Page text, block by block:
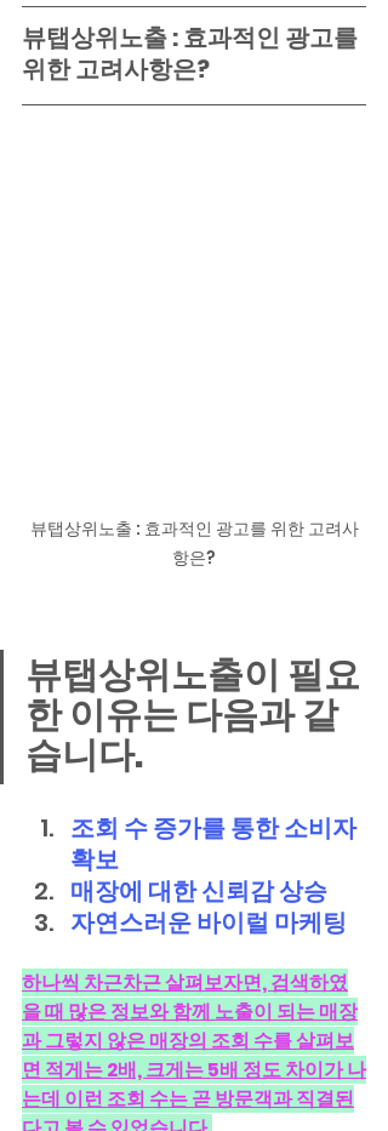
뷰탭상위노출 : 효과적인 광고를
위한 고려사항은?
뷰탭상위노출 : 효과적인 광고를 위한 고려사
항은?
뷰탭상위노출이 필요
한 이유는 다음과 같
습니다.
조회 수 증가를 통한 소비자
확보
매장에 대한 신뢰감 상승
자연스러운 바이럴 마케팅
하나씩 차근차근 살펴보자면, 검색하였
을 때 많은 정보와 함께 노출이 되는 매장
과 그렇지 않은 매장의 조회 수를 살펴보
면 적게는 2배, 크게는 5배 정도 차이가 나
는데 이런 조회 수는 곧 방문객과 직결된